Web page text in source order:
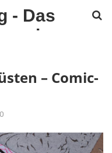
- Das
– Comic-
0